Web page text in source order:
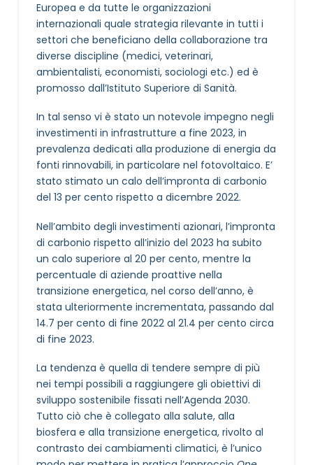
Europea e da tutte le organizzazioni
internazionali quale strategia rilevante in tutti i
settori che beneficiano della collaborazione tra
diverse discipline (medici, veterinari,
ambientalisti, economisti, sociologi etc.) ed è
promosso dall’Istituto Superiore di Sanità.
In tal senso vi è stato un notevole impegno negli
investimenti in infrastrutture a fine 2023, in
prevalenza dedicati alla produzione di energia da
fonti rinnovabili, in particolare nel fotovoltaico. E’
stato stimato un calo dell’impronta di carbonio
del 13 per cento rispetto a dicembre 2022.
Nell’ambito degli investimenti azionari, l’impronta
di carbonio rispetto all’inizio del 2023 ha subito
un calo superiore al 20 per cento, mentre la
percentuale di aziende proattive nella
transizione energetica, nel corso dell’anno, è
stata ulteriormente incrementata, passando dal
14.7 per cento di fine 2022 al 21.4 per cento circa
di fine 2023.
La tendenza è quella di tendere sempre di più
nei tempi possibili a raggiungere gli obiettivi di
sviluppo sostenibile fissati nell’Agenda 2030.
Tutto ciò che è collegato alla salute, alla
biosfera e alla transizione energetica, rivolto al
contrasto dei cambiamenti climatici, è l’unico